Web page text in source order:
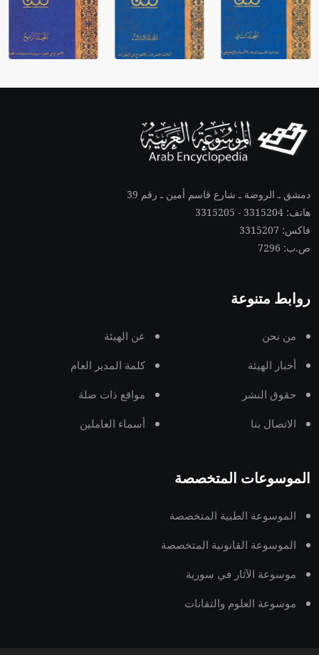
دمشق ـ الروضة ـ شارع قاسم أمين ـ رقم 39
هاتف: 3315204 - 3315205
فاكس: 3315207
ص.ب: 7296
روابط متنوعة
من نحن عن الهيئة
أخبار الهيئة كلمة المدير العام
حقوق النشر مواقع ذات صلة
الاتصال بنا أسماء العاملين
الموسوعات المتخصصة
الموسوعة الطبية المتخصصة
الموسوعة القانونية المتخصصة
موسوعة الآثار في سورية
موسوعة العلوم والتقانات